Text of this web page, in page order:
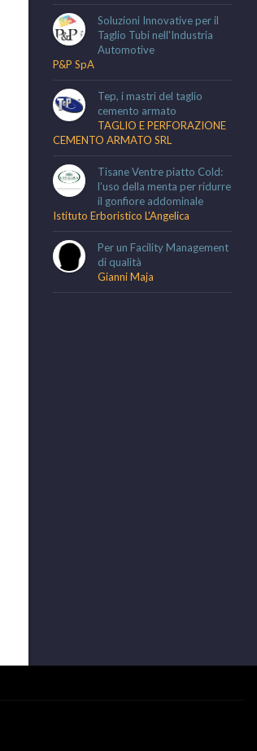
Soluzioni Innovative per il
Taglio Tubi nell'Industria
Automotive
P&P SpA
Tep, i mastri del taglio
cemento armato
TAGLIO E PERFORAZIONE
CEMENTO ARMATO SRL
Tisane Ventre piatto Cold:
l’uso della menta per ridurre
il gonfiore addominale
Istituto Erboristico L'Angelica
Per un Facility Management
di qualità
Gianni Maja